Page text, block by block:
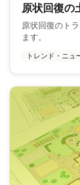
原状回復の
原状回復のト
ます。
トレンド・ニュ